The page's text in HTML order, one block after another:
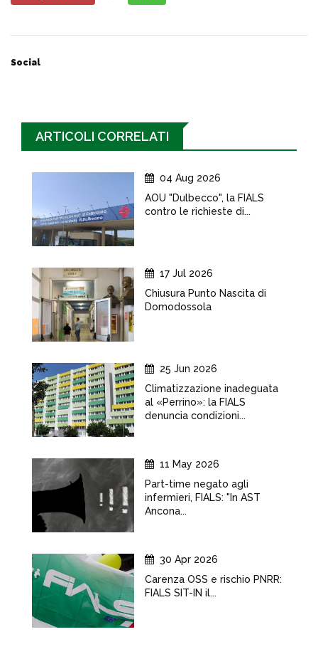
Social
ARTICOLI CORRELATI
04 Aug 2026
AOU "Dulbecco", la FIALS
contro le richieste di...
17 Jul 2026
Chiusura Punto Nascita di
Domodossola
25 Jun 2026
Climatizzazione inadeguata
al «Perrino»: la FIALS
denuncia condizioni...
11 May 2026
Part-time negato agli
infermieri, FIALS: "In AST
Ancona...
30 Apr 2026
Carenza OSS e rischio PNRR:
FIALS SIT-IN il...